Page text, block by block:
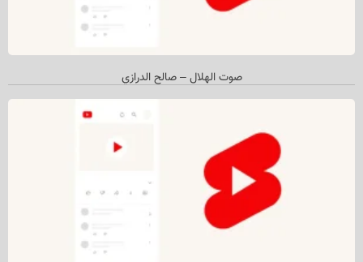
صوت الهلال – صالح الدرازي